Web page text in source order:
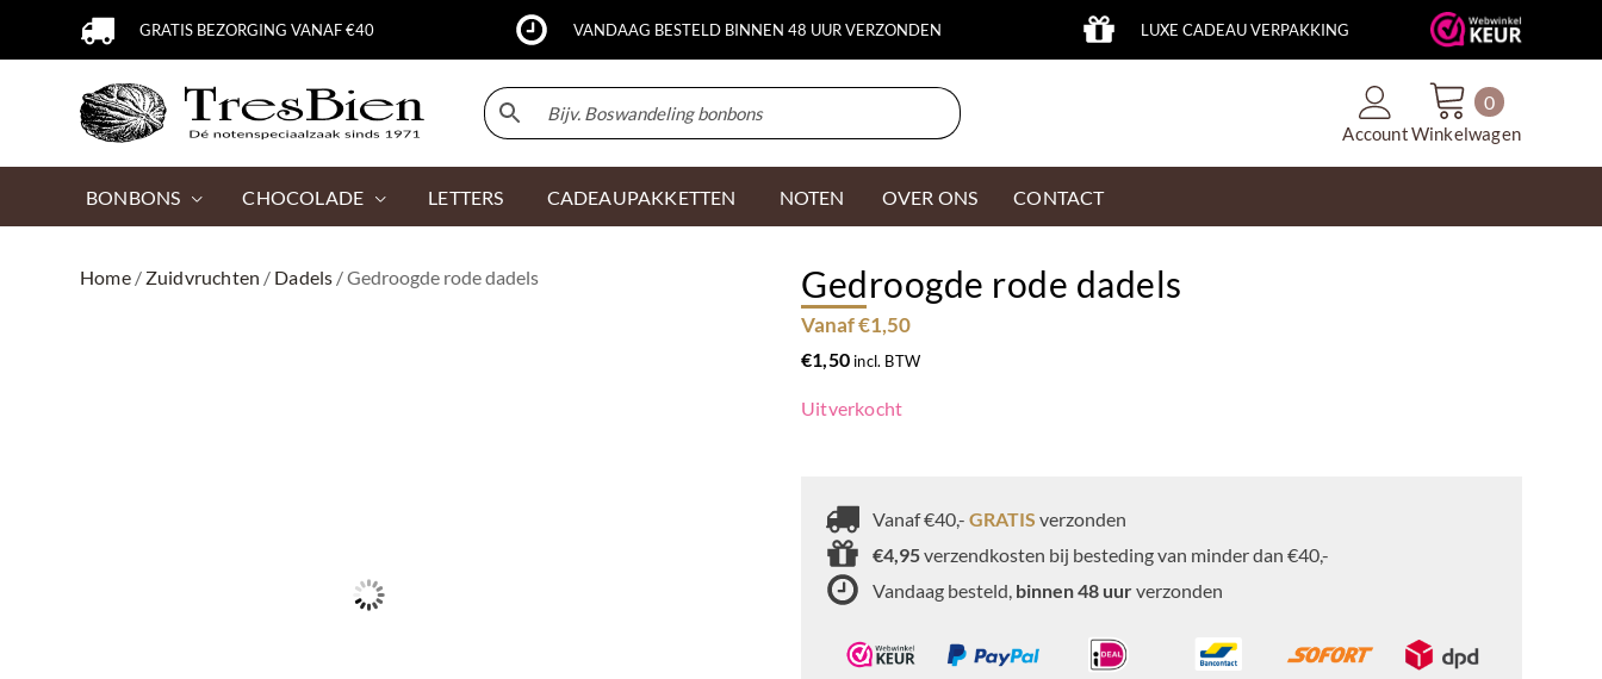
GRATIS BEZORGING VANAF €40 VANDAAG BESTELD BINNEN 48 UUR VERZONDEN LUXE CADEAU VERPAKKING
Account
0
Winkelwagen
BONBONS CHOCOLADE LETTERS CADEAUPAKKETTEN NOTEN OVER ONS CONTACT
Home/ Zuidvruchten / Dadels / Gedroogde rode dadels Gedroogde rode dadels
Vanaf €1,50
€1,50 incl. BTW
Uitverkocht
Vanaf €40,- GRATIS verzonden
€4,95verzendkosten bij besteding van minder dan €40,-
Vandaag besteld, binnen 48 uurverzonden